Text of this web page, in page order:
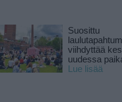
Suosittu
viihdyttää
uudessa
Lue lisää